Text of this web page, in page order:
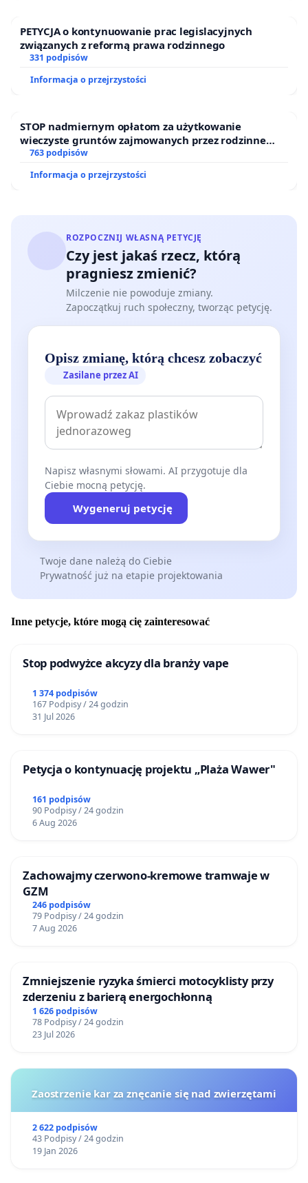
PETYCJA o kontynuowanie prac legislacyjnych
związanych z reformą prawa rodzinnego
331 podpisów
Informacja o przejrzystości
STOP nadmiernym opłatom za użytkowanie
wieczyste gruntów zajmowanych przez rodzinne
ogrody działkowe.
763 podpisów
Informacja o przejrzystości
ROZPOCZNIJ WŁASNĄ PETYCJĘ
Czy jest jakaś rzecz, którą
pragniesz zmienić?
Milczenie nie powoduje zmiany.
Zapoczątkuj ruch społeczny, tworząc petycję.
Opisz zmianę, którą chcesz zobaczyć
Zasilane przez AI
Napisz własnymi słowami. AI przygotuje dla
Ciebie mocną petycję.
Wygeneruj petycję
Twoje dane należą do Ciebie
Prywatność już na etapie projektowania
Inne petycje, które mogą cię zainteresować
Stop podwyżce akcyzy dla branży vape
1 374 podpisów
167 Podpisy / 24 godzin
31 Jul 2026
Petycja o kontynuację projektu „Plaża Wawer"
161 podpisów
90 Podpisy / 24 godzin
6 Aug 2026
Zachowajmy czerwono-kremowe tramwaje w
GZM
246 podpisów
79 Podpisy / 24 godzin
7 Aug 2026
Zmniejszenie ryzyka śmierci motocyklisty przy
zderzeniu z barierą energochłonną
1 626 podpisów
78 Podpisy / 24 godzin
23 Jul 2026
Zaostrzenie kar za znęcanie się nad zwierzętami
2 622 podpisów
43 Podpisy / 24 godzin
19 Jan 2026